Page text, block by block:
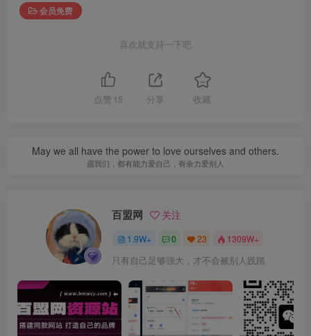
会员免费
喜欢就支持一下吧
点赞 15 分享 收藏
May we all have the power to love ourselves and others.
愿我们，都有能力爱自己，有余力爱别人
百盟网 关注
1.9W+ 0 23 1309W+
只有自己足够强大，才不会被别人践踏